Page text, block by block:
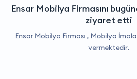
Ensar Mobilya Firmasını
ziyaret etti
Ensar Mobilya Firması , Mobilya
vermektedir.